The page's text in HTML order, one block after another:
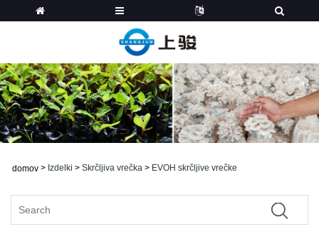
domov > Izdelki > Skrčljiva vrečka > EVOH skrčljive vrečke